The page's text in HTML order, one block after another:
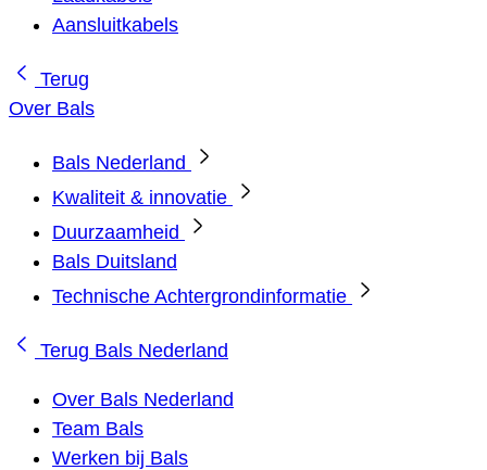
Aansluitkabels
Terug
Over Bals
Bals Nederland
Kwaliteit & innovatie
Duurzaamheid
Bals Duitsland
Technische Achtergrondinformatie
Terug Bals Nederland
Over Bals Nederland
Team Bals
Werken bij Bals